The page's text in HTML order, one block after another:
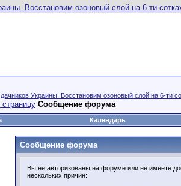
Украины. Восстановим озоновый слой на 6-ти
Сообщение форума
Календарь
Сообщение форума
Вы не авторизованы на форуме или не имеете
нескольких причин: